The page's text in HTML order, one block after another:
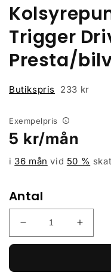
modalfönster
Trigger
Presta/
Butikspris 233 kr
Exempelpris
Ordinarie
pris
5 kr/mån
i 36 mån vid 50 %
Antal
Minska
kvantitet
Öka